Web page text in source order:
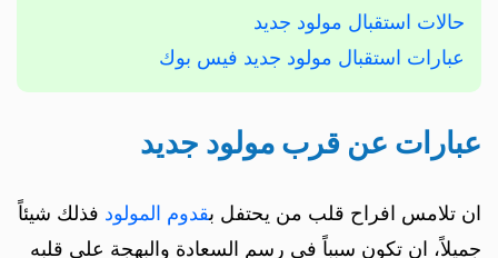
حالات استقبال مولود جديد
عبارات استقبال مولود جديد فيس بوك
عبارات عن قرب مولود جديد
ان تلامس افراح قلب من يحتفل بقدوم المولود فذلك شيئاً
جميلاً، ان تكون سبباً في رسم السعادة والبهجة على قلبه